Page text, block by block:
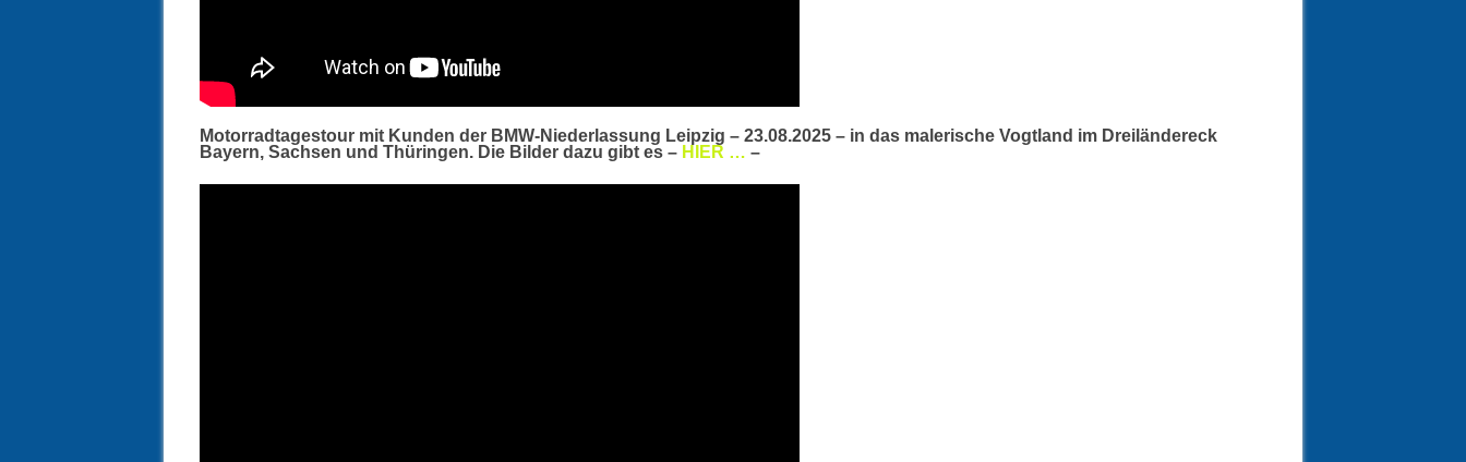
Motorradtagestour mit Kunden der BMW-Niederlassung Leipzig – 23.08.2025 – in das malerische Vogtland im Dreiländereck
Bayern, Sachsen und Thüringen. Die Bilder dazu gibt es – HIER … –